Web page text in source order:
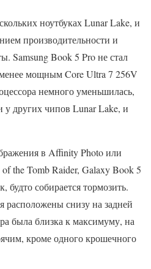
ноутбуках Lunar Lake, и
производительности и
Samsung Book 5 Pro не стал
мощным Core Ultra 7 256V
немного уменьшилась,
у других чипов Lunar Lake, и
в Affinity Photo или
the Tomb Raider, Galaxy Book 5
будто собирается тормозить.
расположены снизу на задней
была близка к максимуму, на
кроме одного крошечного